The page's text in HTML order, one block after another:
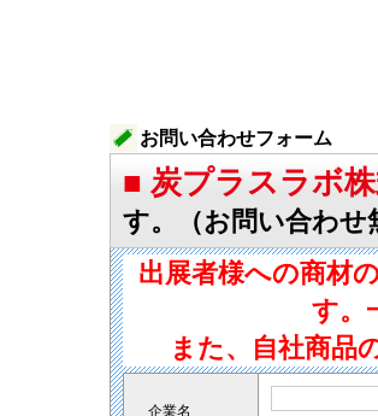
お問い合わせフォーム
■ 炭プラスラボ
す。（お問い合わせ
出展者様への商材
す。
また、自社商品
企業名